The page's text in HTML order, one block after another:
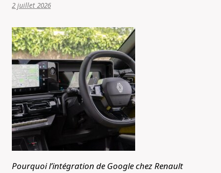
2 juillet 2026
Pourquoi l’intégration de Google chez Renault